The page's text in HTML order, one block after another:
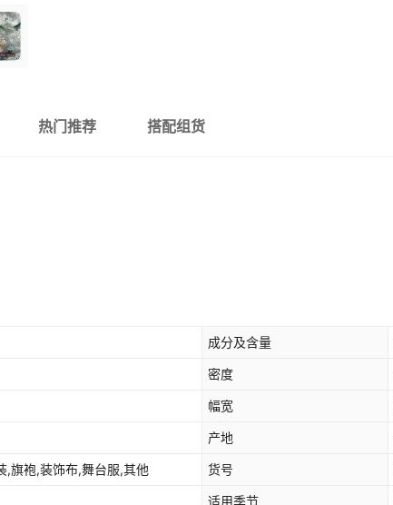
热门推荐 搭配组货
成分及含量
密度
幅宽
产地
,旗袍,装饰布,舞台服,其他 货号
适用季节